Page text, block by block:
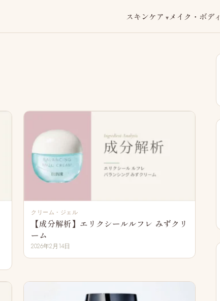
スキンケア メイク・ボディ
クリーム・ジェル
【成分解析】エリクシールルフレ みずクリ
ーム
2026年2月14日